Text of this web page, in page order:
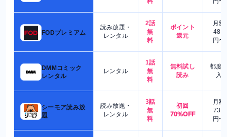
FODプレミアム
読み放題・
レンタル
2話
無
料
ポイント
還元
月額
480
円〜
DMMコミック
レンタル
レンタル
1話
無
料
無料試し
読み
都度
入
シーモア読み放
題
読み放題・
レンタル
3話
無
料
初回
70%OFF
月額
730
円〜